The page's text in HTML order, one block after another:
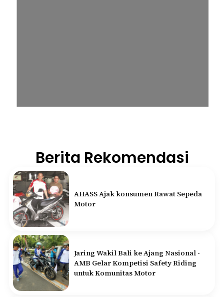
Berita Rekomendasi
AHASS Ajak konsumen Rawat Sepeda
Motor
Jaring Wakil Bali ke Ajang Nasional -
AMB Gelar Kompetisi Safety Riding
untuk Komunitas Motor